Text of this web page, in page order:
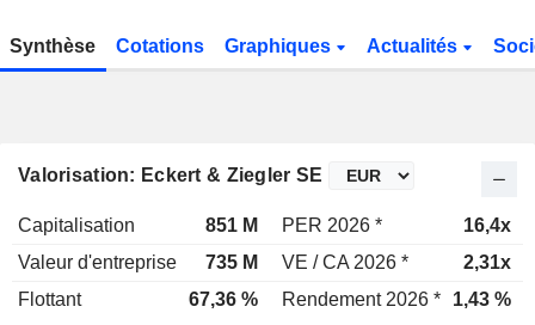
Synthèse Cotations Graphiques Actualités
Valorisation: Eckert & Ziegler SE
Capitalisation 851 M PER 2026 *
16,4x
Valeur d'entreprise
735 M VE / CA 2026 *
2,31x
Flottant
67,36 % Rendement 2026 * 1,43 %